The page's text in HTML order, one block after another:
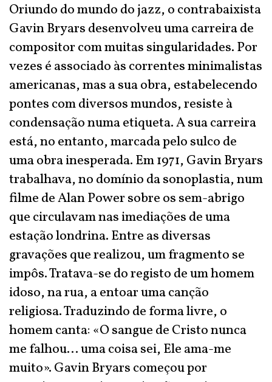
Oriundo do mundo do jazz, o contrabaixista
Gavin Bryars desenvolveu uma carreira de
compositor com muitas singularidades. Por
vezes é associado às correntes minimalistas
americanas, mas a sua obra, estabelecendo
pontes com diversos mundos, resiste à
condensação numa etiqueta. A sua carreira
está, no entanto, marcada pelo sulco de
uma obra inesperada. Em 1971, Gavin Bryars
trabalhava, no domínio da sonoplastia, num
filme de Alan Power sobre os sem-abrigo
que circulavam nas imediações de uma
estação londrina. Entre as diversas
gravações que realizou, um fragmento se
impôs. Tratava-se do registo de um homem
idoso, na rua, a entoar uma canção
religiosa. Traduzindo de forma livre, o
homem canta: «O sangue de Cristo nunca
me falhou… uma coisa sei, Ele ama-me
muito». Gavin Bryars começou por